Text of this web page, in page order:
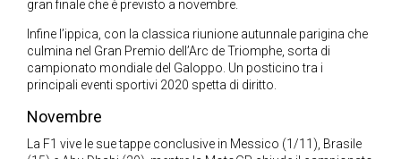
gran finale che è previsto a novembre.
Infine l’ippica, con la classica riunione autunnale parigina che
culmina nel Gran Premio dell’Arc de Triomphe, sorta di
campionato mondiale del Galoppo. Un posticino tra i
principali eventi sportivi 2020 spetta di diritto.
Novembre
La F1 vive le sue tappe conclusive in Messico (1/11), Brasile